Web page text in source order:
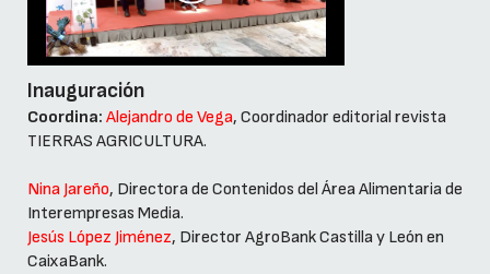
Inauguración
Coordina: Alejandro de Vega, Coordinador editorial revista
TIERRAS AGRICULTURA.
Nina Jareño, Directora de Contenidos del Área Alimentaria de
Interempresas Media.
Jesús López Jiménez, Director AgroBank Castilla y León en
CaixaBank.